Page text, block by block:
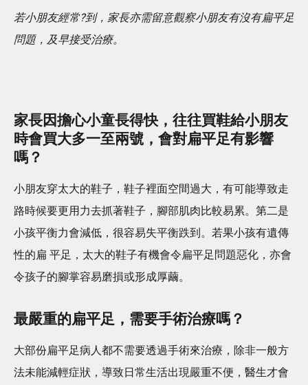
若小朋友經常?到，家長亦需留意觀察小朋友有沒有扁平足
問題，及早接受治療。
家長因擔心小童長得快，往往買鞋給小朋友
時會買大多一至兩號，會對扁平足有影響
嗎？
小朋友穿太大的鞋子，鞋子裡面空間過大，有可能導致走
路時候要更用力去抓著鞋子，腳部肌肉比較易累。第二是
小孩平衡力會減低，很容易失平衡跌到。若果小孩有遺傳
性的扁 平足，太大的鞋子有機會令扁平足問題惡化，亦會
令孩子的腳掌容易磨損或形成厚繭。
最嚴重的扁平足，需要手術治療嗎？
大部份扁平足病人都不需要透過手術來治療，除非一般方
法未能減輕症狀，導致日常生活出現嚴重不便，醫生才會